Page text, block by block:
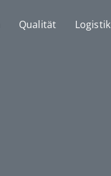
Qualität Logistik